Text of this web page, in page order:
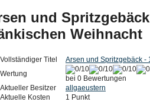
und
Weihnacht
Vollständiger Titel
Arsen und Spritzgebäck -
Wertung
bei 0 Bewertungen
Aktueller Besitzer
allgaeustern
Aktuelle Kosten
1 Punkt